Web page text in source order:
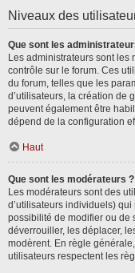
Niveaux des
Que sont les
Les administrateurs sont les
contrôle sur le forum. Ces
du forum, telles que les
d’utilisateurs, la création de
peuvent également être
dépend de la configuration
Haut
Que sont les modérateurs ?
Les modérateurs sont des
d’utilisateurs individuels)
possibilité de modifier ou de
déverrouiller, les déplacer,
modèrent. En règle
utilisateurs respectent les